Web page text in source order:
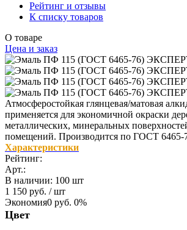
Рейтинг и отзывы
К списку товаров
О товаре
Цена и заказ
Атмосферостойкая глянцевая/матовая
применяется для экономичной окраски
металлических, минеральных
помещений. Производится по ГОСТ 6465-
Характеристики
Рейтинг:
Арт.:
В наличии: 100 шт
1 150 руб. / шт
Экономия0 руб. 0%
Цвет